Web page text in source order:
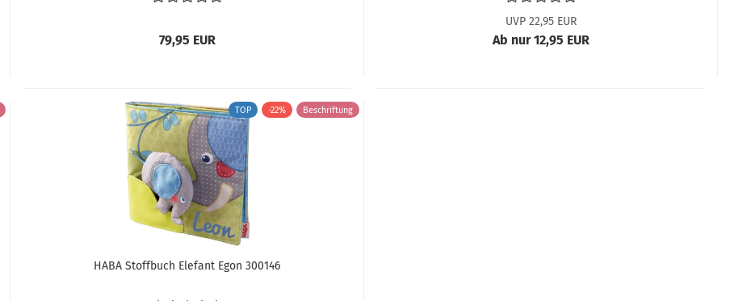
79,95 EUR
UVP 22,95 EUR
Ab nur 12,95 EUR
TOP -22% Beschriftung
HABA Stoffbuch Elefant Egon 300146